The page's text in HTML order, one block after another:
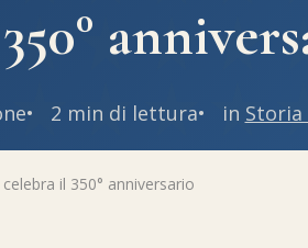
2 min di lettura in
il 350° anniversario